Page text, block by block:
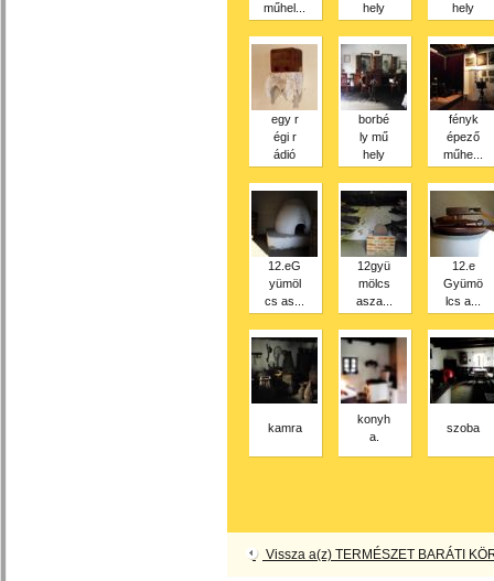
műhel...
hely
hely
egy r
égi r
ádió
borbé
ly mű
hely
fényk
épező
műhe...
12.eG
yümöl
cs as...
12gyü
mölcs
asza...
12.e
Gyümö
lcs a...
kamra
konyh
a.
szoba
Vissza a(z) TERMÉSZET BARÁTI